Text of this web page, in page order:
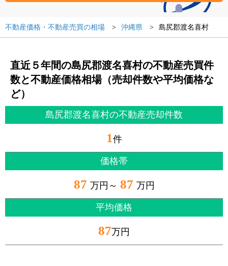
不動産価格・不動産売買の相場 沖縄県 島尻郡渡名喜村
直近５年間の島尻郡渡名喜村の不動産売買件
数と不動産価格相場（売却件数や平均価格な
ど）
島尻郡渡名喜村の不動産売却件数
1件
価格帯
87 万円～ 87 万円
平均価格
87万円